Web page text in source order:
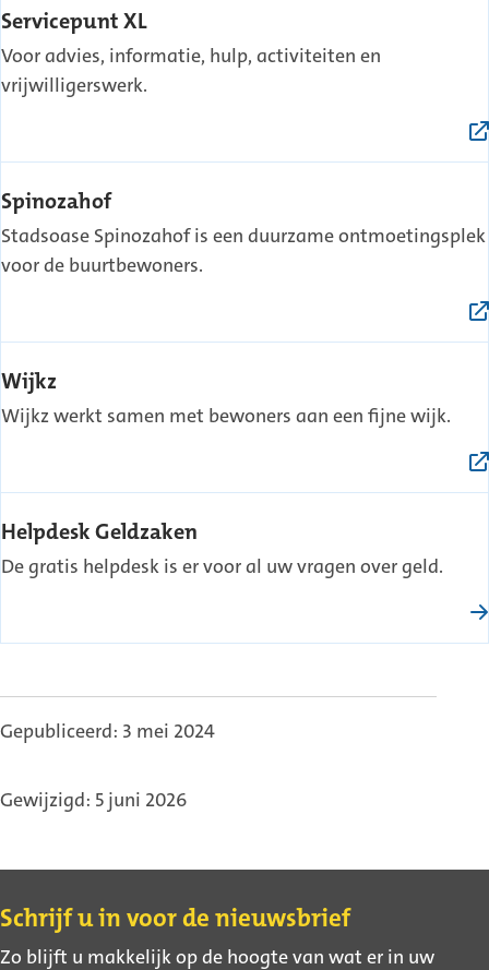
Servicepunt XL(Externe
link)
Voor advies, informatie, hulp, activiteiten en
vrijwilligerswerk.
Spinozahof(Externe
link)
Stadsoase Spinozahof is een duurzame ontmoetingsplek
voor de buurtbewoners.
Wijkz
link)
Wijkz werkt samen met bewoners aan een fijne wijk.
Helpdesk Geldzaken
De gratis helpdesk is er voor al uw vragen over geld.
Gepubliceerd: 3 mei 2024
Gewijzigd: 5 juni 2026
Contact
Schrijf u in voor de nieuwsbrief
Zo blijft u makkelijk op de hoogte van wat er in uw